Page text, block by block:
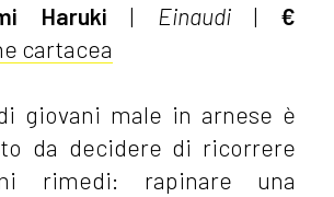
Haruki | Einaudi| €
cartacea
giovani male in arnese è
da decidere di ricorrere
rimedi: rapinare una